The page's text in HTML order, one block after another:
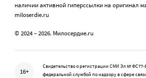
наличии активной гиперссылки на оригинал
miloserdie.ru
© 2024 – 2026. Милосердие.ru
16+
Свидетельство о регистрации СМИ Эл № ФС77-
федеральной службой по надзору в сфере